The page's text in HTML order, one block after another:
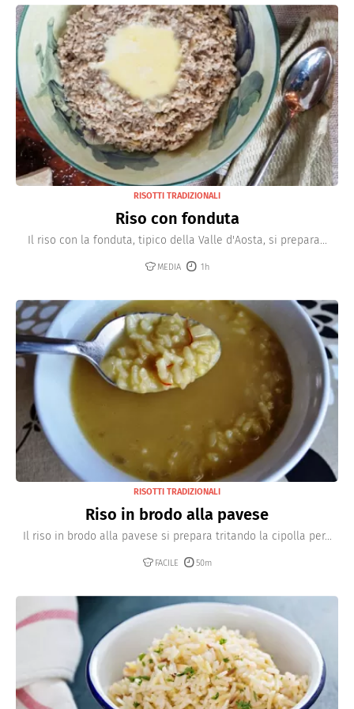
RISOTTI TRADIZIONALI
Riso con fonduta
Il riso con la fonduta, tipico della Valle d'Aosta, si prepara...
MEDIA 1h
RISOTTI TRADIZIONALI
Riso in brodo alla pavese
Il riso in brodo alla pavese si prepara tritando la cipolla per...
FACILE 50m